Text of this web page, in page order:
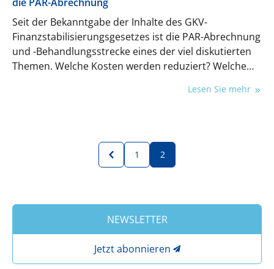
die PAR-Abrechnung
Seit der Bekanntgabe der Inhalte des GKV-
Finanzstabilisierungsgesetzes ist die PAR-Abrechnung
und -Behandlungsstrecke eines der viel diskutierten
Themen. Welche Kosten werden reduziert? Welche
Hock, Spezialistin für Abrechnung, klärt auf.Lesen Sie mehr
1 2
NEWSLETTER
Jetzt abonnieren